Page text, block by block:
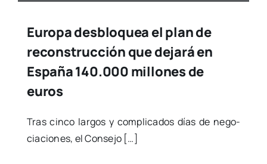
Europa desbloquea el plan de
reconstrucción que dejará en
España 140.000 millones de
euros
Tras cin­co lar­gos y com­pli­ca­dos días de nego­
cia­cio­nes, el Con­se­jo […]